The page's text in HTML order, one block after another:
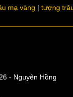
mạ vàng tượng
- Nguyên Hồng